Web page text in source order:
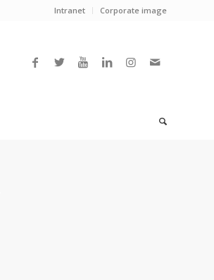
Intranet Corporate image